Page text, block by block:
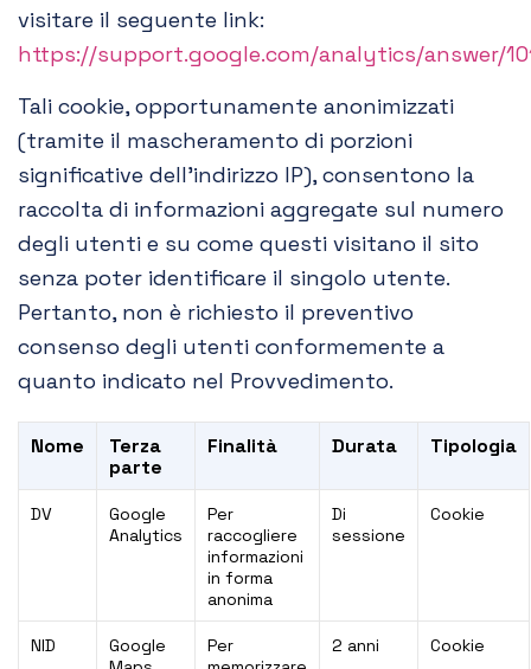
visitare il seguente link:
https://support.google.com/analytics/answer/
Tali cookie, opportunamente anonimizzati
(tramite il mascheramento di porzioni
significative dell’indirizzo IP), consentono la
raccolta di informazioni aggregate sul numero
degli utenti e su come questi visitano il sito
senza poter identificare il singolo utente.
Pertanto, non è richiesto il preventivo
consenso degli utenti conformemente a
quanto indicato nel Provvedimento.
Nome
Terza
parte
Finalità Durata Tipologia
DV
Google
Analytics
Per
raccogliere
informazioni
in forma
anonima
Di
sessione
Cookie
NID
Google
Per
2 anni Cookie